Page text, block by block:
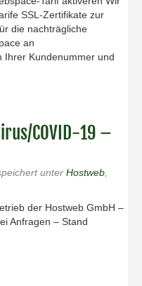
SSL-Zertifikate zur
die nachträgliche
an
Ihrer Kundenummer und
COVID-19 –
unter Hostweb
der Hostweb GmbH –
Anfragen – Stand